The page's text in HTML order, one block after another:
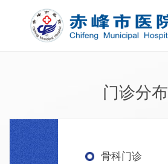
门诊分布
骨科门诊